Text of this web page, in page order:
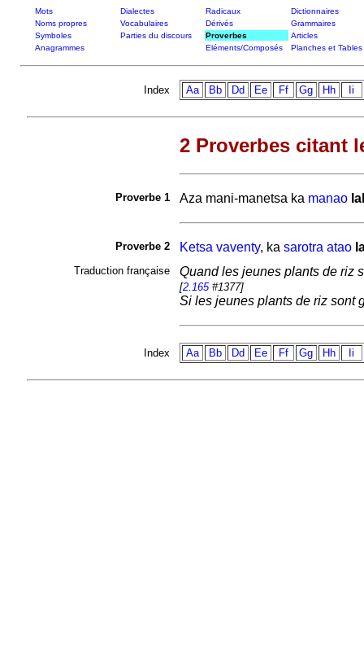
Mots Dialectes Radicaux
Dictionnaires
Noms propres
Vocabulaires Dérivés
Grammaires
Symboles
Parties du discours Proverbes
Articles
Anagrammes
Eléments/Composés Planches et Tables
Index Aa Bb Dd Ee Ff Gg Hh Ii
2 Proverbes citant
Proverbe 1 Aza mani-manetsa ka manao
Proverbe 2 Ketsa vaventy, ka sarotra atao
Traduction française Quand les jeunes plants de riz
[2.165#1377]
Si les jeunes plants de riz sont
Index Aa Bb Dd Ee Ff Gg Hh Ii